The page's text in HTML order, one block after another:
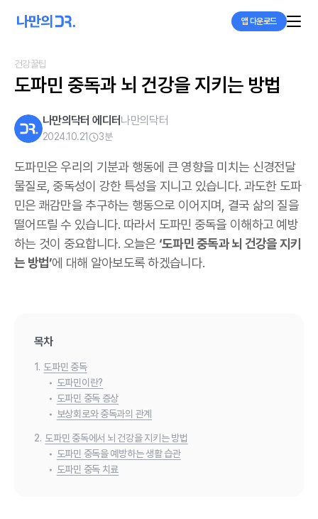
앱 다운로드
건강꿀팁
도파민 중독과 뇌 건강을 지키는 방법
나만의닥터 에디터나만의닥터
2024.10.21 3분
도파민은 우리의 기분과 행동에 큰 영향을 미치는 신경전달
물질로, 중독성이 강한 특성을 지니고 있습니다. 과도한 도파
민은 쾌감만을 추구하는 행동으로 이어지며, 결국 삶의 질을
떨어뜨릴 수 있습니다. 따라서 도파민 중독을 이해하고 예방
하는 것이 중요합니다. 오늘은 ‘도파민 중독과 뇌 건강을 지키
는 방법’에 대해 알아보도록 하겠습니다.
목차
1. 도파민 중독
• 도파민이란?
• 도파민 중독 증상
• 보상회로와 중독과의 관계
2. 도파민 중독에서 뇌 건강을 지키는 방법
• 도파민 중독을 예방하는 생활 습관
• 도파민 중독 치료